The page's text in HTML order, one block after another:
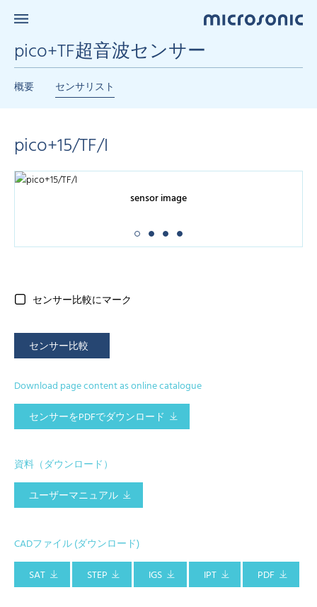
pico+TF超音波センサー
概要 センサリスト
pico+15/TF/I
sensor image
センサー比較にマーク
センサー比較
Download page content as online catalogue
センサーをPDFでダウンロード
資料（ダウンロード）
ユーザーマニュアル
CADファイル (ダウンロード)
SAT
STEP IGS IPT PDF